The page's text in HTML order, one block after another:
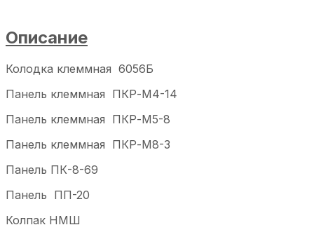
Описание
Колодка клеммная 6056Б
Панель клеммная ПКР-М4-14
Панель клеммная ПКР-М5-8
Панель клеммная ПКР-М8-3
Панель ПК-8-69
Панель ПП-20
Колпак НМШ